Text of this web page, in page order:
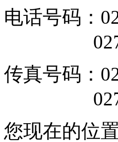
电话号码：
027-
传真号码：
027-
您现在的位